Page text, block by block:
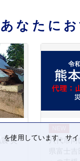
あなたに
災
八代市
県富士
使用しています。サ